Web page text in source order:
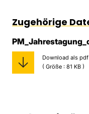
Zugehörige
Download als
( Größe : 81 KB )